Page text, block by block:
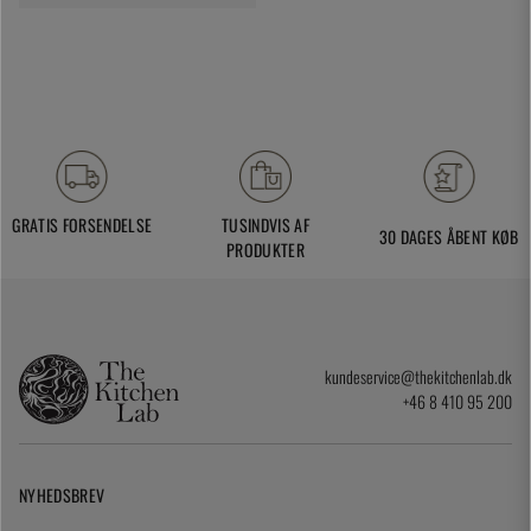
GRATIS FORSENDELSE
TUSINDVIS AF
PRODUKTER
30 DAGES ÅBENT KØB
kundeservice@thekitchenlab.dk
+46 8 410 95 200
NYHEDSBREV